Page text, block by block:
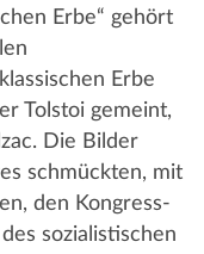
Erbe“ gehört
Erbe
Tolstoi gemeint,
Die Bilder
schmückten, mit
den Kongress-
sozialistischen